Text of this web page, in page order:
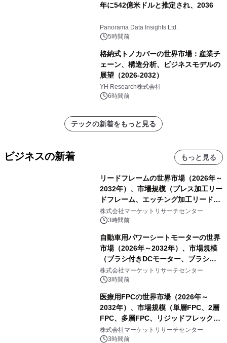
年に542億米ドルと推定され、2036
Panorama Data Insights Ltd.
5時間前
格納式トノカバーの世界市場：産業チ
ェーン、構造分析、ビジネスモデルの
展望（2026-2032）
YH Research株式会社
6時間前
テックの新着をもっと見る
ビジネスの新着 もっと見る
リードフレームの世界市場（2026年～
2032年）、市場規模（プレス加工リー
ドフレーム、エッチング加工リードフ
レーム）・分析レポートを発表
株式会社マーケットリサーチセンター
3時間前
自動車用パワーシートモーターの世界
市場（2026年～2032年）、市場規模
（ブラシ付きDCモーター、ブラシレ
スDCモーター）・分析レポートを発
表
株式会社マーケットリサーチセンター
3時間前
医療用FPCの世界市場（2026年～
2032年）、市場規模（単層FPC、2層
FPC、多層FPC、リジッドフレックス
PCB）・分析レポートを発表
株式会社マーケットリサーチセンター
3時間前